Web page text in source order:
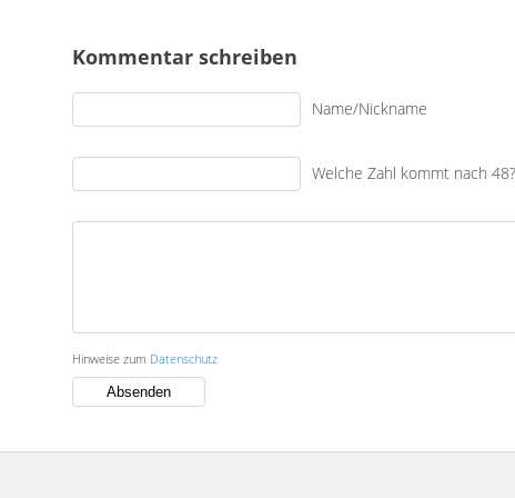
Kommentar schreiben
Name/Nickname
Welche Zahl kommt nach 48?
Hinweise zum Datenschutz